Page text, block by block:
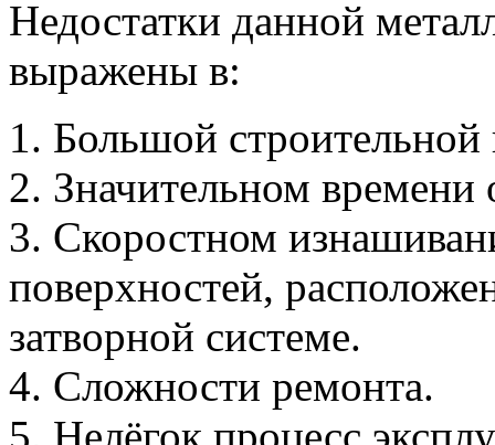
Недостатки данной
выражены в:
1. Большой строительной
2. Значительном времени
3. Скоростном
поверхностей,
затворной системе.
4. Сложности ремонта.
5. Нелёгок процесс